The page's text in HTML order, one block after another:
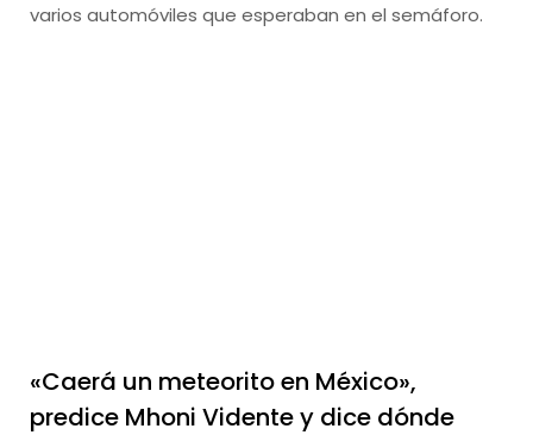
varios automóviles que esperaban en el semáforo.
«Caerá un meteorito en México»,
predice Mhoni Vidente y dice dónde